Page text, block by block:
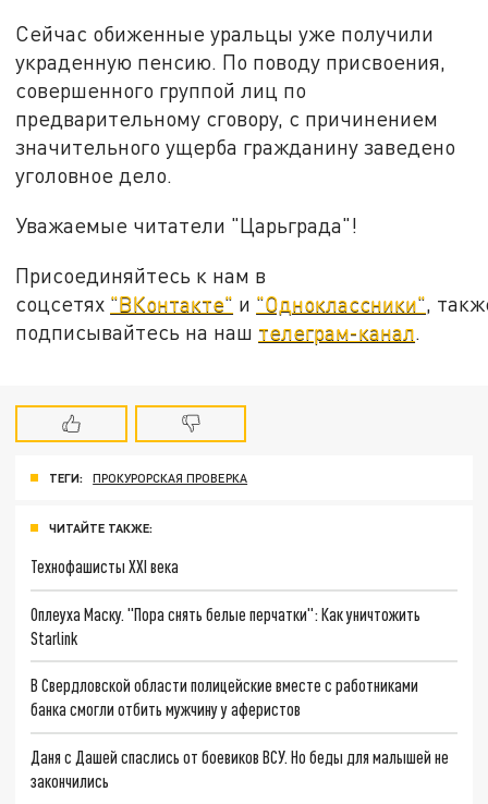
Сейчас обиженные уральцы уже получили
украденную пенсию. По поводу присвоения,
совершенного группой лиц по
предварительному сговору, с причинением
значительного ущерба гражданину заведено
уголовное дело.
Уважаемые читатели "Царьграда"!
Присоединяйтесь к нам в
соцсетях "ВКонтакте" и "Одноклассники" ,
подписывайтесь на наш телеграм-канал
ТЕГИ: ПРОКУРОРСКАЯ ПРОВЕРКА
ЧИТАЙТЕ ТАКЖЕ:
Технофашисты XXI века
Оплеуха Маску. "Пора снять белые перчатки": Как уничтожить
Starlink
В Свердловской области полицейские вместе с работниками
банка смогли отбить мужчину у аферистов
Даня с Дашей спаслись от боевиков ВСУ. Но беды для малышей не
закончились